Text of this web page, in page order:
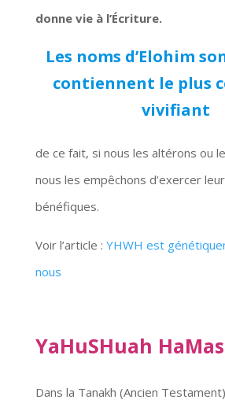
donne vie à l’Écriture.
Les noms d’Elohim
contiennent le plus
vivifiant
de ce fait, si nous les altérons ou
nous les empêchons d’exercer
bénéfiques.
Voir l’article : YHWH est
nous
YaHuSHuah
Dans la Tanakh (Ancien